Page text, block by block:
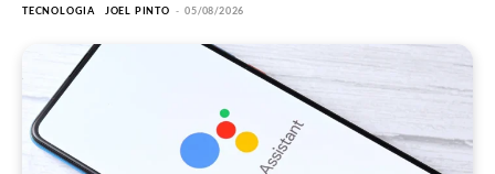
TECNOLOGIA JOEL PINTO - 05/08/2026